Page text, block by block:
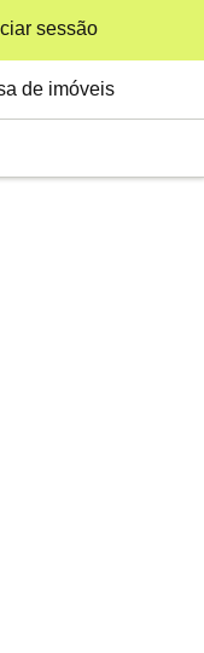
sessão
de imóveis